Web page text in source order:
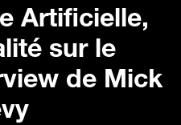
Artificielle,
sur le
de Mick